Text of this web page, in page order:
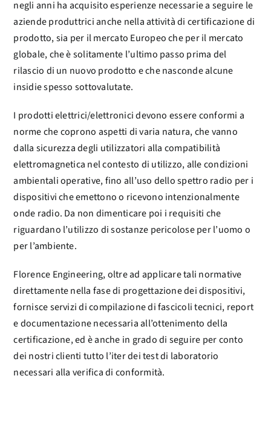
negli anni ha acquisito esperienze necessarie a seguire le
aziende produttrici anche nella attività di certificazione di
prodotto, sia per il mercato Europeo che per il mercato
globale, che è solitamente l’ultimo passo prima del
rilascio di un nuovo prodotto e che nasconde alcune
insidie spesso sottovalutate.
I prodotti elettrici/elettronici devono essere conformi a
norme che coprono aspetti di varia natura, che vanno
dalla sicurezza degli utilizzatori alla compatibilità
elettromagnetica nel contesto di utilizzo, alle condizioni
ambientali operative, fino all’uso dello spettro radio per i
dispositivi che emettono o ricevono intenzionalmente
onde radio. Da non dimenticare poi i requisiti che
riguardano l’utilizzo di sostanze pericolose per l’uomo o
per l’ambiente.
Florence Engineering, oltre ad applicare tali normative
direttamente nella fase di progettazione dei dispositivi,
fornisce servizi di compilazione di fascicoli tecnici, report
e documentazione necessaria all’ottenimento della
certificazione, ed è anche in grado di seguire per conto
dei nostri clienti tutto l’iter dei test di laboratorio
necessari alla verifica di conformità.